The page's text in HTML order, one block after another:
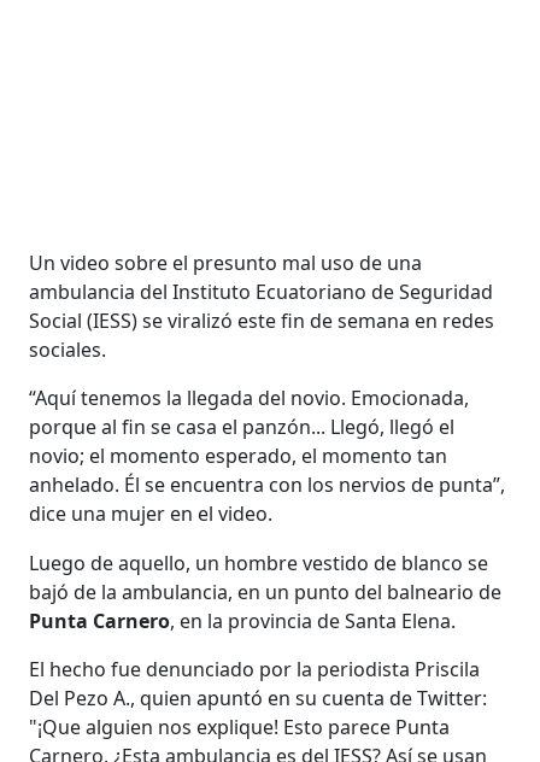
Un video sobre el presunto mal uso de una
ambulancia del Instituto Ecuatoriano de Seguridad
Social (IESS) se viralizó este fin de semana en redes
sociales.
“Aquí tenemos la llegada del novio. Emocionada,
porque al fin se casa el panzón... Llegó, llegó el
novio; el momento esperado, el momento tan
anhelado. Él se encuentra con los nervios de punta”,
dice una mujer en el video.
Luego de aquello, un hombre vestido de blanco se
bajó de la ambulancia, en un punto del balneario de
Punta Carnero, en la provincia de Santa Elena.
El hecho fue denunciado por la periodista Priscila
Del Pezo A., quien apuntó en su cuenta de Twitter:
"¡Que alguien nos explique! Esto parece Punta
Carnero. ¿Esta ambulancia es del IESS? Así se usan